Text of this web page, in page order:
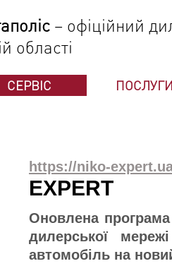
– офіційний
області
СЕРВІС
https://niko-
EXPERT
Оновлена програма
дилерської
автомобіль на